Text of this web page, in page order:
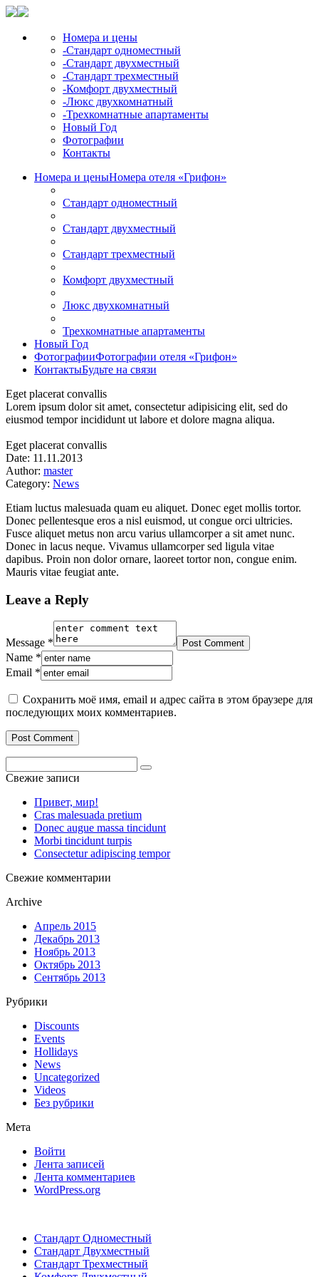
Номера и цены
-Стандарт одноместный
-Стандарт двухместный
-Стандарт трехместный
-Комфорт двухместный
-Люкс двухкомнатный
-Трехкомнатные апартаменты
Новый Год
Фотографии
Контакты
Номера и ценыНомера отеля «Грифон»
Стандарт одноместный
Стандарт двухместный
Стандарт трехместный
Комфорт двухместный
Люкс двухкомнатный
Трехкомнатные апартаменты
Новый Год
ФотографииФотографии отеля «Грифон»
КонтактыБудьте на связи
Eget placerat convallis
Lorem ipsum dolor sit amet, consectetur adipisicing elit, sed do
eiusmod tempor incididunt ut labore et dolore magna aliqua.
Eget placerat convallis
Date: 11.11.2013
Author: master
Category: News
Etiam luctus malesuada quam eu aliquet. Donec eget mollis tortor.
Donec pellentesque eros a nisl euismod, ut congue orci ultricies.
Fusce aliquet metus non arcu varius ullamcorper a sit amet nunc.
Donec in lacus neque. Vivamus ullamcorper sed ligula vitae
dapibus. Proin non dolor ornare, laoreet tortor non, congue enim.
Mauris vitae feugiat ante.
Leave a Reply
Message * Post Comment
Name *
Email *
Сохранить моё имя, email и адрес сайта в этом браузере для
последующих моих комментариев.
for:
Свежие записи
Привет, мир!
Cras malesuada pretium
Donec augue massa tincidunt
Morbi tincidunt turpis
Consectetur adipiscing tempor
Свежие комментарии
Archive
Апрель 2015
Декабрь 2013
Ноябрь 2013
Октябрь 2013
Сентябрь 2013
Рубрики
Discounts
Events
Hollidays
News
Uncategorized
Videos
Без рубрики
Мета
Войти
Лента записей
Лента комментариев
WordPress.org
Стандарт Одноместный
Стандарт Двухместный
Стандарт Трехместный